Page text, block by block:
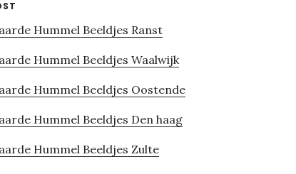
Hummel Beeldjes Ranst
Hummel Beeldjes Waalwijk
Hummel Beeldjes Oostende
Hummel Beeldjes Den haag
Hummel Beeldjes Zulte